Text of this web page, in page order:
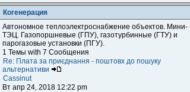
Когенерация
Автономное теплоэлектроснабжение объектов. Мини-
ТЭЦ. Газопоршневые (ГПУ), газотурбинные (ГТУ) и
парогазовые установки (ПГУ).
1 Темы with 7 Сообщения
Re: Плата за приєднання - поштовх до пошуку
альтернативи
Cassinut
Вт апр 24, 2018 12:22 pm